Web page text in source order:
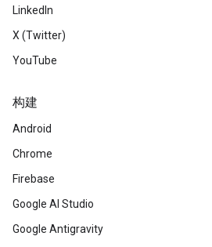
LinkedIn
X (Twitter)
YouTube
构建
Android
Chrome
Firebase
Google AI Studio
Google Antigravity